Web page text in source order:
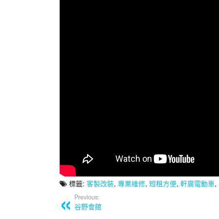
標籤: 客製改裝, 專業維修, 短租方便, 軒廣電動車,
Previous:
谷野會館